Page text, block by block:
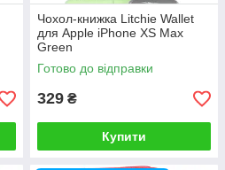
Чохол-книжка Litchie Wallet
для Apple iPhone XS Max
Green
Готово до відправки
329 ₴
Купити